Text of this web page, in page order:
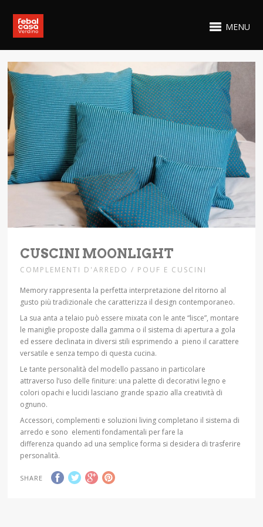
MENU
CUSCINI MOONLIGHT
COMPLEMENTI D'ARREDO / POUF E CUSCINI
Memory rappresenta la perfetta interpretazione del ritorno al
gusto più tradizionale che caratterizza il design contemporaneo.
La sua anta a telaio può essere mixata con le ante “lisce”, montare
le maniglie proposte dalla gamma o il sistema di apertura a gola
ed essere declinata in diversi stili esprimendo a pieno il carattere
versatile e senza tempo di questa cucina.
Le tante personalità del modello passano in particolare
attraverso l’uso delle finiture: una palette di decorativi legno e
colori opachi e lucidi lasciano grande spazio alla creatività di
ognuno.
Accessori, complementi e soluzioni living completano il sistema di
arredo e sono elementi fondamentali per fare la
differenza quando ad una semplice forma si desidera di trasferire
personalità.
SHARE